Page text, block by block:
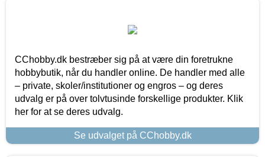
CChobby.dk bestræber sig på at være din foretrukne
hobbybutik, når du handler online. De handler med alle
– private, skoler/institutioner og engros – og deres
udvalg er på over tolvtusinde forskellige produkter. Klik
her for at se deres udvalg.
Se udvalget på CChobby.dk